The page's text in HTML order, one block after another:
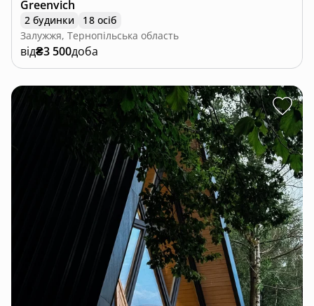
Greenvich
2 будинки
18 осіб
Залужжя, Тернопільська область
від₴3 500доба